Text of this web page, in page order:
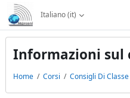
Vai al contenuto principale
Italiano ‎(it)‎
Informazioni sul
Home Corsi Consigli Di Classe